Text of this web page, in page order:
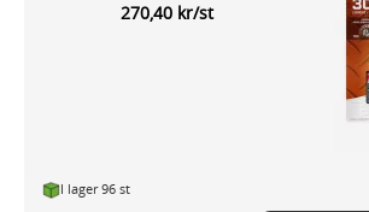
270,40 kr/st
I lager 96 st